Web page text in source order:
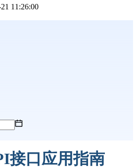
11:26:00
接口应用指南